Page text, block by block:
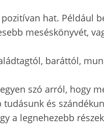
hat. Például
meséskönyvét,
baráttól,
szó arról, hogy
és
a legnehezebb